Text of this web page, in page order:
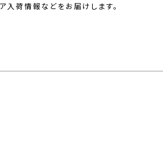
入荷情報などをお届けします。